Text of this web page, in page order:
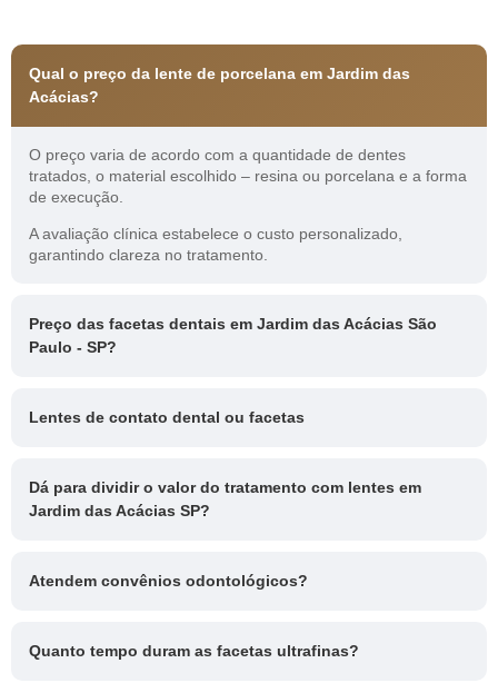
Qual o preço da lente de porcelana em Jardim das
Acácias?
O preço varia de acordo com a quantidade de dentes
tratados, o material escolhido – resina ou porcelana e a forma
de execução.
A avaliação clínica estabelece o custo personalizado,
garantindo clareza no tratamento.
Preço das facetas dentais em Jardim das Acácias São
Paulo - SP?
Lentes de contato dental ou facetas
Dá para dividir o valor do tratamento com lentes em
Jardim das Acácias SP?
Atendem convênios odontológicos?
Quanto tempo duram as facetas ultrafinas?